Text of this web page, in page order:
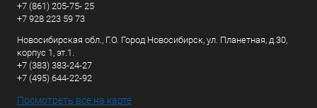
+7 (861) 205-75- 25
+7 928 223 59 73
Новосибирская обл., Г.О. Город Новосибирск, ул. Планетная, д.30,
корпус 1, эт.1.
+7 (383) 383-24-27
+7 (495) 644-22-92
Посмотреть все на карте